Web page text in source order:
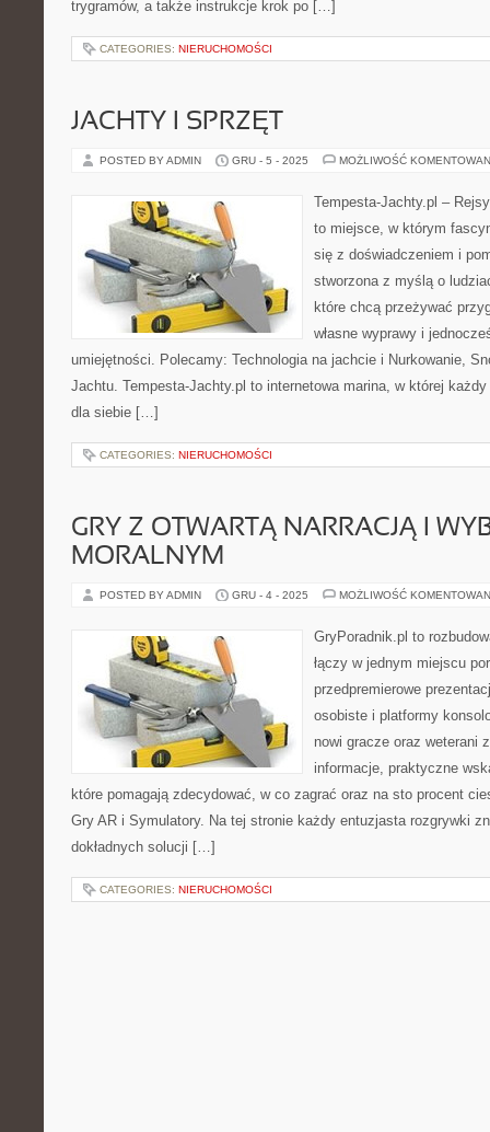
trygramów, a także instrukcje krok po […]
CATEGORIES: NIERUCHOMOŚCI
JACHTY I SPRZĘT
POSTED BY ADMIN GRU - 5 - 2025 MOŻLIWOŚĆ
Tempesta-Jachty.pl –
to miejsce, w którym
się z doświadczeniem i
stworzona z myślą o
które chcą przeżywać
własne wyprawy i
umiejętności. Polecamy: Technologia na jachcie i Nurkowanie,
Jachtu. Tempesta-Jachty.pl to internetowa marina, w której
dla siebie […]
CATEGORIES: NIERUCHOMOŚCI
GRY Z OTWARTĄ NARRACJĄ I
MORALNYM
POSTED BY ADMIN GRU - 4 - 2025 MOŻLIWOŚĆ
GryPoradnik.pl to
łączy w jednym miejscu
przedpremierowe
osobiste i platformy
nowi gracze oraz weterani
informacje, praktyczne
które pomagają zdecydować, w co zagrać oraz na sto procent
Gry AR i Symulatory. Na tej stronie każdy entuzjasta rozgrywki
dokładnych solucji […]
CATEGORIES: NIERUCHOMOŚCI